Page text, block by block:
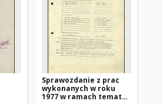
Sprawozdanie z prac
wykonanych w roku
1977 w ramach tematu